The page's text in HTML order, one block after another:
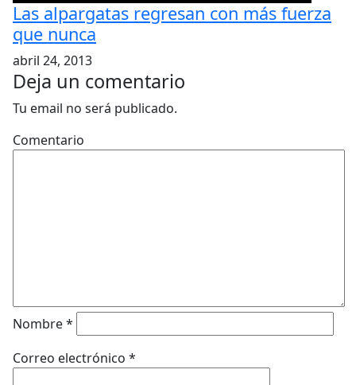
Las alpargatas regresan con más fuerza
que nunca
abril 24, 2013
Deja un comentario
Tu email no será publicado.
Comentario
Nombre*
Correo electrónico *